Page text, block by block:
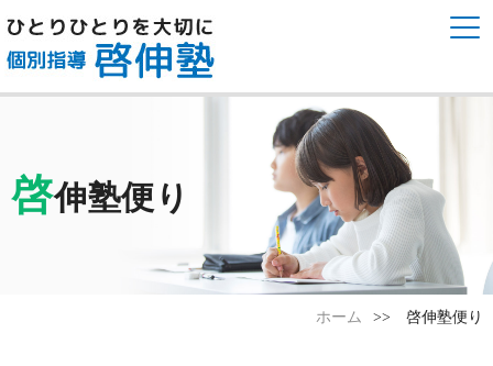
啓伸塾便り
ホーム 啓伸塾便り